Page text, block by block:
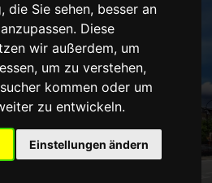
die Sie sehen, besser an
Diese
wir außerdem, um
um zu verstehen,
kommen oder um
zu entwickeln.
Einstellungen ändern